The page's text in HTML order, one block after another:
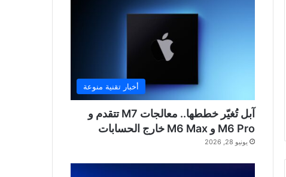
أخبار تقنية منوعة
آبل تُغيّر خططها.. معالجات M7 تتقدم و
M6 Pro و M6 Max خارج الحسابات
يونيو 28, 2026